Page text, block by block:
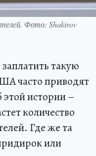
Фото: Shakirov
такую
часто приводят
этой истории –
количество
Где же та
или